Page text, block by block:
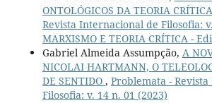
ONTOLÓGICOS DA TEORIA
Revista Internacional de Filosofia:
MARXISMO E TEORIA CRÍTICA -
Gabriel Almeida Assumpção, A
NICOLAI HARTMANN, O
DE SENTIDO , Problemata -
Filosofia: v. 14 n. 01 (2023)